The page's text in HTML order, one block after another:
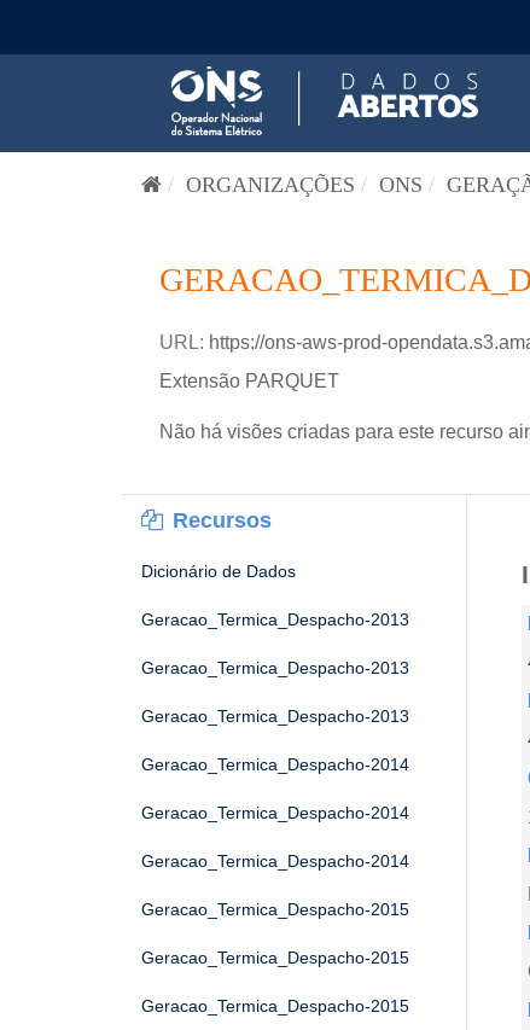
ORGANIZAÇÕES ONS
URL: https://ons-aws-prod-
Extensão PARQUET
Não há visões criadas para este recurso
Recursos
Dicionário de Dados
Geracao_Termica_Despacho-2013
Geracao_Termica_Despacho-2013
Geracao_Termica_Despacho-2013
Geracao_Termica_Despacho-2014
Geracao_Termica_Despacho-2014
Geracao_Termica_Despacho-2014
Geracao_Termica_Despacho-2015
Geracao_Termica_Despacho-2015
Geracao_Termica_Despacho-2015